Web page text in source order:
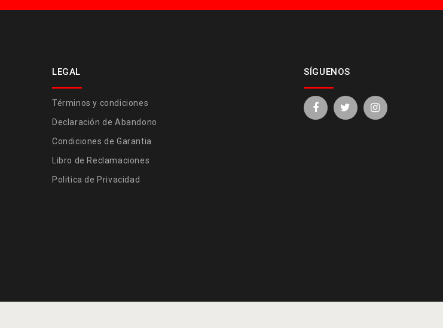
LEGAL
Términos y condiciones
Declaración de Abandono
Condiciones de Garantia
Libro de Reclamaciones
Politica de Privacidad
SÍGUENOS